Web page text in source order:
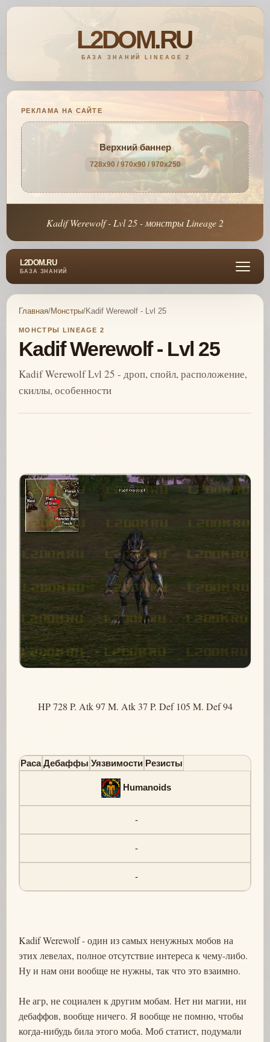
РЕКЛАМА НА САЙТЕ
Верхний баннер
728x90 / 970x90 / 970x250
Kadif Werewolf - Lvl 25 - монстры Lineage 2
L2DOM.RU
БАЗА ЗНАНИЙ
Главная/Монстры/Kadif Werewolf - Lvl 25
МОНСТРЫ LINEAGE 2
Kadif Werewolf - Lvl 25
Kadif Werewolf Lvl 25 - дроп, спойл, расположение,
скиллы, особенности
HP 728 P. Atk 97 M. Atk 37 P. Def 105 M. Def 94
Раса Дебаффы Уязвимости Резисты
Humanoids
-
-
-
Kadif Werewolf - один из самых ненужных мобов на
этих левелах, полное отсутствие интереса к чему-либо.
Ну и нам они вообще не нужны, так что это взаимно.
Не агр, не социален к другим мобам. Нет ни магии, ни
дебаффов, вообще ничего. Я вообще не помню, чтобы
когда-нибудь била этого моба. Моб статист, подумали